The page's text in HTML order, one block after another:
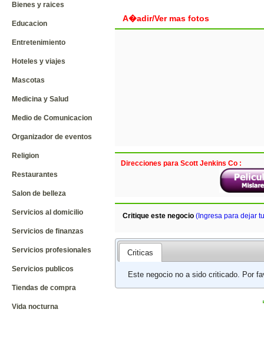
Bienes y raices
Educacion
Entretenimiento
Hoteles y viajes
Mascotas
Medicina y Salud
Medio de Comunicacion
Organizador de eventos
Religion
Restaurantes
Salon de belleza
Servicios al domicilio
Servicios de finanzas
Servicios profesionales
Servicios publicos
Tiendas de compra
Vida nocturna
A�adir/Ver mas fotos
Direcciones para Scott Jenkins Co :
Critique este negocio (Ingresa para dejar
Criticas
Este negocio no a sido criticado. Por